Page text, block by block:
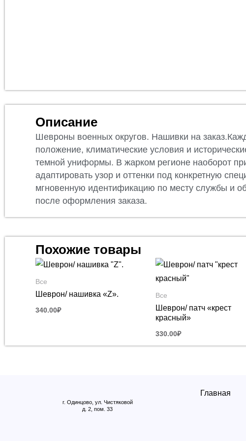
Описание
Шевроны военных округов. Нашивки на
положение, климатические условия и
темной униформы. В жарком регионе наоборот
адаптировать узор и оттенки под конкретную
мгновенную идентификацию по месту службы и
после оформления заказа.
Похожие товары
Все
Шеврон/ нашивка «Z».
340.00₽
Все
Шеврон/ патч «крест
красный»
330.00₽
г. Одинцово, ул. Чистяковой
д. 2, пом. 33
Главная